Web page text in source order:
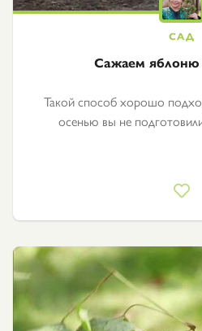
Сажаем яблоню
Такой способ хорошо
осенью вы не